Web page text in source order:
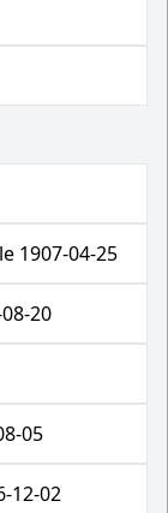
le 1907-04-25
20
05
12-02